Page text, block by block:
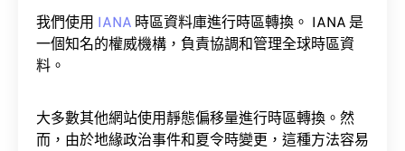
我們使用 IANA 時區資料庫進行時區轉換。 IANA 是
一個知名的權威機構，負責協調和管理全球時區資
料。
大多數其他網站使用靜態偏移量進行時區轉換。然
而，由於地緣政治事件和夏令時變更，這種方法容易